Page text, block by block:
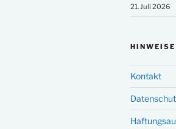
21. Juli 2026
HINWEISE
Kontakt